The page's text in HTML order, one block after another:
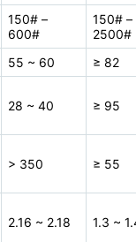
150# –
600#
150# –
2500#
55 ~ 60
≥ 82
28 ~ 40 ≥ 95
> 350 ≥ 55
2.16 ~ 2.18 1.3 ~